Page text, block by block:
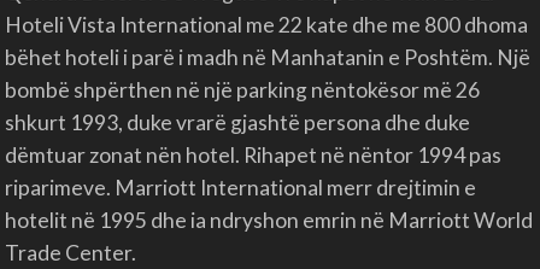
Hoteli Vista International me 22 kate dhe me 800 dhoma
bëhet hoteli i parë i madh në Manhatanin e Poshtëm. Një
bombë shpërthen në një parking nëntokësor më 26
shkurt 1993, duke vrarë gjashtë persona dhe duke
dëmtuar zonat nën hotel. Rihapet në nëntor 1994 pas
riparimeve. Marriott International merr drejtimin e
hotelit në 1995 dhe ia ndryshon emrin në Marriott World
Trade Center.